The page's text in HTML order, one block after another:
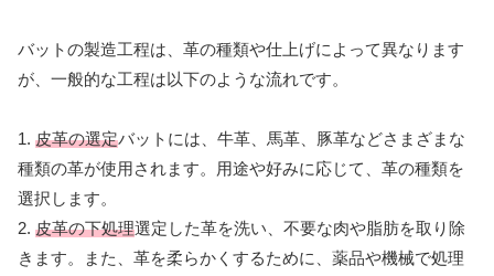
バットの製造工程は、革の種類や仕上げによって異なります
が、一般的な工程は以下のような流れです。
1. 皮革の選定バットには、牛革、馬革、豚革などさまざまな
種類の革が使用されます。用途や好みに応じて、革の種類を
選択します。
2. 皮革の下処理選定した革を洗い、不要な肉や脂肪を取り除
きます。また、革を柔らかくするために、薬品や機械で処理